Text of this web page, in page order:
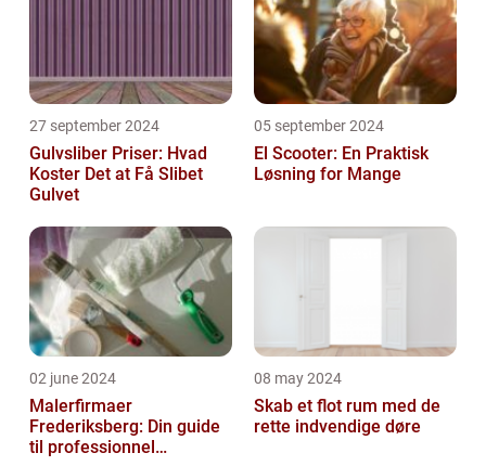
27 september 2024
Gulvsliber Priser: Hvad
Koster Det at Få Slibet
Gulvet
05 september 2024
El Scooter: En Praktisk
Løsning for Mange
02 june 2024
Malerfirmaer
Frederiksberg: Din guide
til professionnel
08 may 2024
Skab et flot rum med de
rette indvendige døre